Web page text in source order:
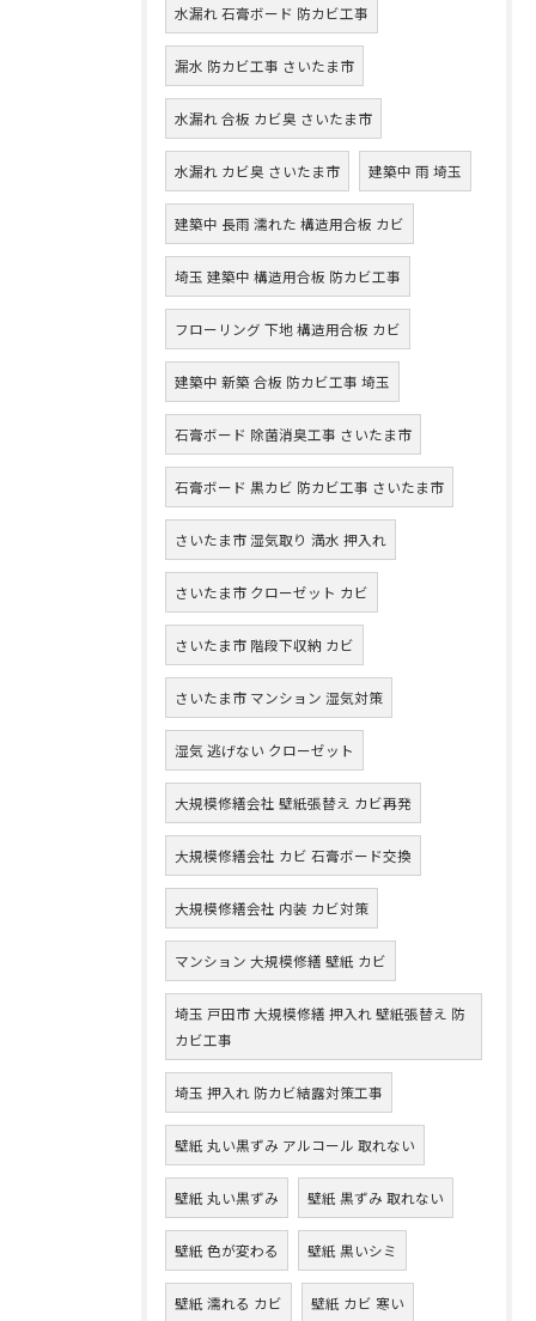
水漏れ 石膏ボード 防カビ工事
漏水 防カビ工事 さいたま市
水漏れ 合板 カビ臭 さいたま市
水漏れ カビ臭 さいたま市 建築中 雨 埼玉
建築中 長雨 濡れた 構造用合板 カビ
埼玉 建築中 構造用合板 防カビ工事
フローリング 下地 構造用合板 カビ
建築中 新築 合板 防カビ工事 埼玉
石膏ボード 除菌消臭工事 さいたま市
石膏ボード 黒カビ 防カビ工事 さいたま市
さいたま市 湿気取り 満水 押入れ
さいたま市 クローゼット カビ
さいたま市 階段下収納 カビ
さいたま市 マンション 湿気対策
湿気 逃げない クローゼット
大規模修繕会社 壁紙張替え カビ再発
大規模修繕会社 カビ 石膏ボード交換
大規模修繕会社 内装 カビ対策
マンション 大規模修繕 壁紙 カビ
埼玉 戸田市 大規模修繕 押入れ 壁紙張替え 防
カビ工事
埼玉 押入れ 防カビ結露対策工事
壁紙 丸い黒ずみ アルコール 取れない
壁紙 丸い黒ずみ 壁紙 黒ずみ 取れない
壁紙 色が変わる 壁紙 黒いシミ
壁紙 濡れる カビ 壁紙 カビ 寒い